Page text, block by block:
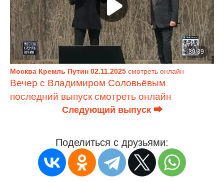
Москва Кремль Путин 02.11.2025 смотреть онлайн
Вечер с Владимиром Соловьёвым
последний выпуск смотреть онлайн
Следующий выпуск ⮕
Поделиться с друзьями: